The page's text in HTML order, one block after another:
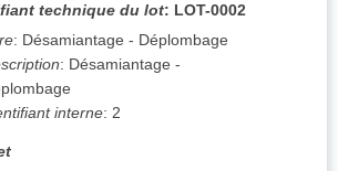
technique du lot: LOT-0002
: Désamiantage - Déplombage
: Désamiantage -
interne: 2